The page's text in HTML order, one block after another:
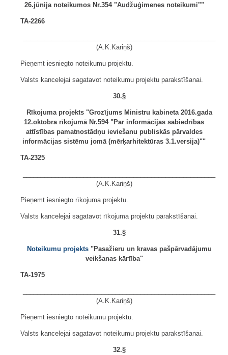
26.jūnija noteikumos Nr.354 "Audžuģimenes noteikumi""
TA-2266
(A.K.Kariņš)
Pieņemt iesniegto noteikumu projektu.
Valsts kancelejai sagatavot noteikumu projektu parakstīšanai.
30.§
Rīkojuma projekts "Grozījums Ministru kabineta 2016.gada
12.oktobra rīkojumā Nr.594 "Par informācijas sabiedrības
attīstības pamatnostādņu ieviešanu publiskās pārvaldes
informācijas sistēmu jomā (mērķarhitektūras 3.1.versija)""
TA-2325
(A.K.Kariņš)
Pieņemt iesniegto rīkojuma projektu.
Valsts kancelejai sagatavot rīkojuma projektu parakstīšanai.
31.§
Noteikumu projekts"Pasažieru un kravas pašpārvadājumu
veikšanas kārtība"
TA-1975
(A.K.Kariņš)
Pieņemt iesniegto noteikumu projektu.
Valsts kancelejai sagatavot noteikumu projektu parakstīšanai.
32.§